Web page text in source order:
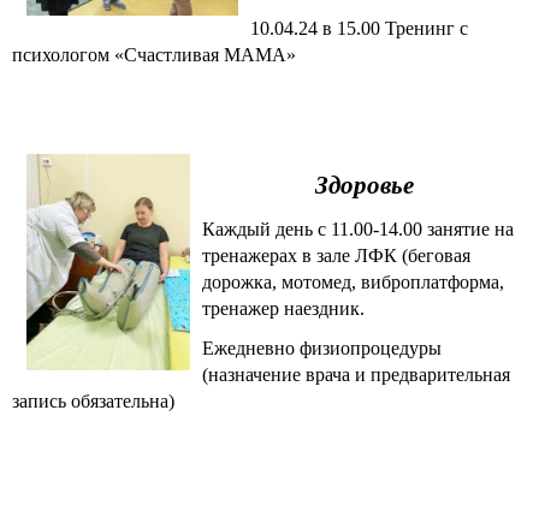
10.04.24 в 15.00 Тренинг с
психологом «Счастливая МАМА»
Здоровье
Каждый день с 11.00-14.00 занятие на
тренажерах в зале ЛФК (беговая
дорожка, мотомед, виброплатформа,
тренажер наездник.
Ежедневно физиопроцедуры
(назначение врача и предварительная
запись обязательна)